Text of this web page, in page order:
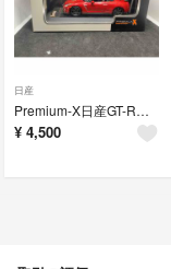
日産
Premium-X日産GT-Rブラックエディショ2014メタリックレッドミニカー
¥ 4,500